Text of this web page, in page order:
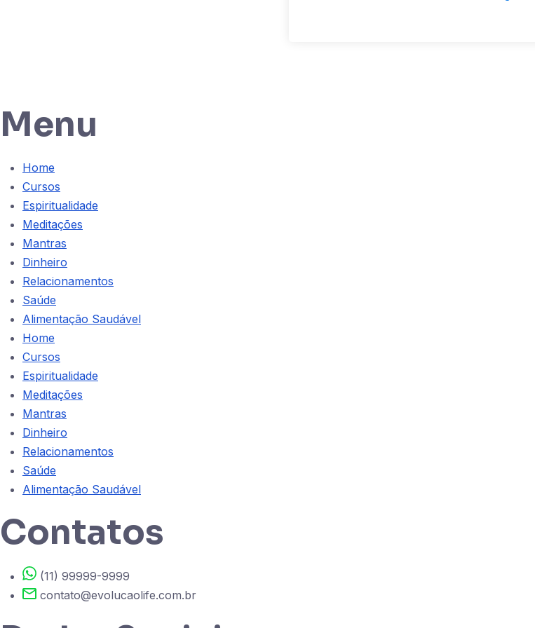
Menu
Home
Cursos
Espiritualidade
Meditações
Mantras
Dinheiro
Relacionamentos
Saúde
Alimentação Saudável
Home
Cursos
Espiritualidade
Meditações
Mantras
Dinheiro
Relacionamentos
Saúde
Alimentação Saudável
Contatos
(11) 99999-9999
contato@evolucaolife.com.br